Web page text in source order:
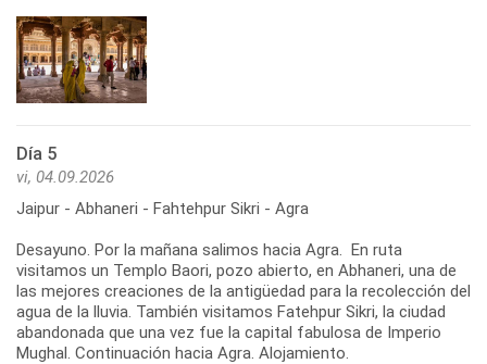
Día 5
vi, 04.09.2026
Jaipur - Abhaneri - Fahtehpur Sikri - Agra
Desayuno. Por la mañana salimos hacia Agra. En ruta
visitamos un Templo Baori, pozo abierto, en Abhaneri, una de
las mejores creaciones de la antigüedad para la recolección del
agua de la lluvia. También visitamos Fatehpur Sikri, la ciudad
abandonada que una vez fue la capital fabulosa de Imperio
Mughal. Continuación hacia Agra. Alojamiento.